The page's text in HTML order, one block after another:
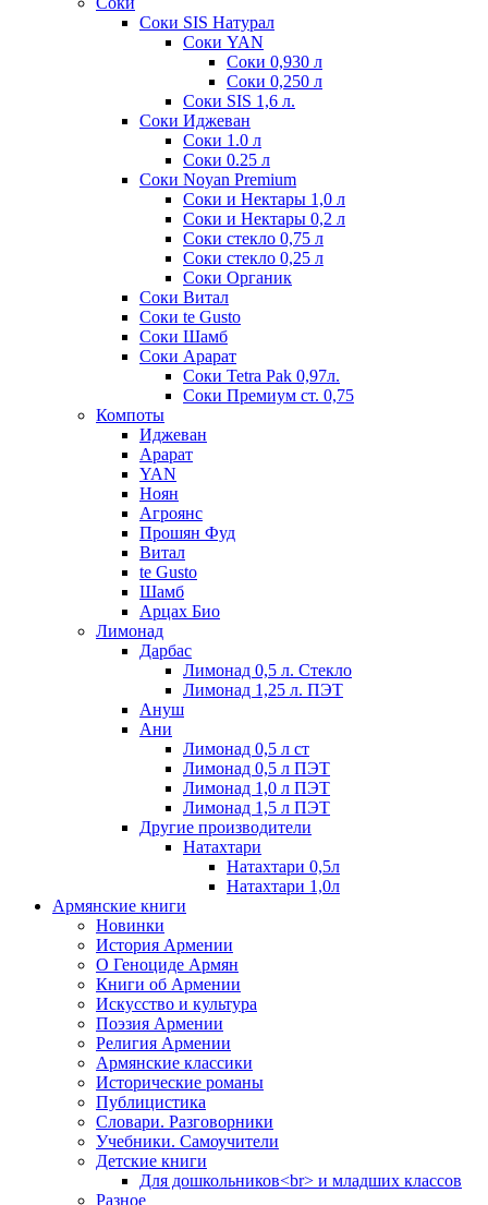
Соки SIS Натурал
Соки YAN
Соки 0,930 л
Соки 0,250 л
Соки SIS 1,6 л.
Соки Иджеван
Соки 1.0 л
Соки 0.25 л
Соки Noyan Premium
Соки и Нектары 1,0 л
Соки и Нектары 0,2 л
Соки стекло 0,75 л
Соки стекло 0,25 л
Соки Органик
Соки Витал
Соки te Gusto
Соки Шамб
Соки Арарат
Соки Tetra Pak 0,97л.
Соки Премиум ст. 0,75
Компоты
Иджеван
Арарат
YAN
Ноян
Агроянс
Прошян Фуд
Витал
te Gusto
Шамб
Арцах Био
Лимонад
Дарбас
Лимонад 0,5 л. Стекло
Лимонад 1,25 л. ПЭТ
Ануш
Ани
Лимонад 0,5 л ст
Лимонад 0,5 л ПЭТ
Лимонад 1,0 л ПЭТ
Лимонад 1,5 л ПЭТ
Другие производители
Натахтари
Натахтари 0,5л
Натахтари 1,0л
Армянские книги
Новинки
История Армении
О Геноциде Армян
Книги об Армении
Иcкусство и культура
Поэзия Армении
Религия Армении
Армянские классики
Исторические романы
Публицистика
Словари. Разговорники
Учебники. Самоучители
Детские книги
Для дошкольников<br> и младших классов
Разное